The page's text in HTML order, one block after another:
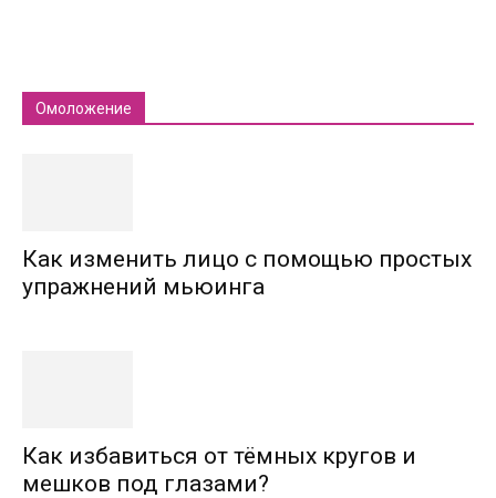
Омоложение
Как изменить лицо с помощью простых
упражнений мьюинга
Как избавиться от тёмных кругов и
мешков под глазами?